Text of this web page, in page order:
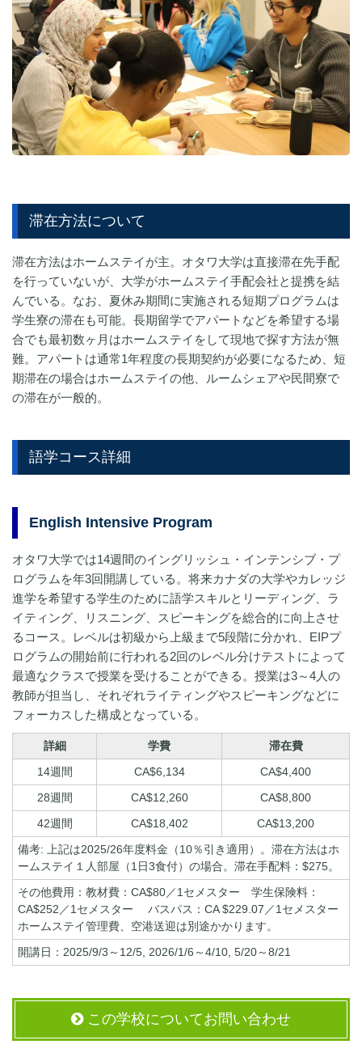
滞在方法について
滞在方法はホームステイが主。オタワ大学は直接滞在先手配
を行っていないが、大学がホームステイ手配会社と提携を結
んでいる。なお、夏休み期間に実施される短期プログラムは
学生寮の滞在も可能。長期留学でアパートなどを希望する場
合でも最初数ヶ月はホームステイをして現地で探す方法が無
難。アパートは通常1年程度の長期契約が必要になるため、短
期滞在の場合はホームステイの他、ルームシェアや民間寮で
の滞在が一般的。
語学コース詳細
English Intensive Program
オタワ大学では14週間のイングリッシュ・インテンシブ・プ
ログラムを年3回開講している。将来カナダの大学やカレッジ
進学を希望する学生のために語学スキルとリーディング、ラ
イティング、リスニング、スピーキングを総合的に向上させ
るコース。レベルは初級から上級まで5段階に分かれ、EIPプ
ログラムの開始前に行われる2回のレベル分けテストによって
最適なクラスで授業を受けることができる。授業は3～4人の
教師が担当し、それぞれライティングやスピーキングなどに
フォーカスした構成となっている。
詳細 学費
滞在費
14週間
CA$6,134
CA$4,400
28週間
CA$12,260
CA$8,800
42週間
CA$18,402
CA$13,200
備考: 上記は2025/26年度料金（10％引き適用）。滞在方法はホ
ームステイ１人部屋（1日3食付）の場合。滞在手配料：$275。
その他費用：教材費：CA$80／1セメスター 学生保険料：
CA$252／1セメスター バスパス：CA $229.07／1セメスター
ホームステイ管理費、空港送迎は別途かかります。
開講日：2025/9/3～12/5, 2026/1/6～4/10, 5/20～8/21
この学校についてお問い合わせ